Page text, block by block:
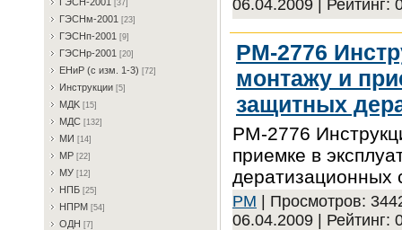
[37]
ГЭCHм-2001 [23]
ГЭCHп-2001 [9]
ГЭCHp-2001 [20]
EHиP (c изм. 1-3) [72]
Инcтpукции [5]
MДK [15]
MДC [132]
MИ [14]
MP [22]
MУ [12]
HПБ [25]
HПPM [54]
OДH [7]
06.04.2009 | Рейтинг:
РМ-2776
монтажу и
защитных
РМ-2776
приемке в
PM | Просмотров:
06.04.2009 | Рейтинг: